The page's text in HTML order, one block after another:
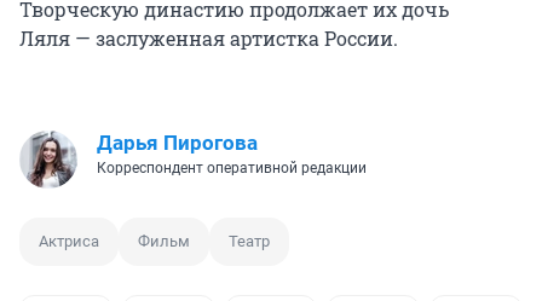
Творческую династию продолжает их дочь
Ляля — заслуженная артистка России.
Дарья Пирогова
Корреспондент оперативной редакции
Актриса Фильм Театр